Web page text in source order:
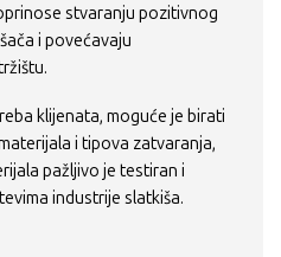
stvaranju pozitivnog
i povećavaju
klijenata, moguće je birati
i tipova zatvaranja,
pažljivo je testiran i
industrije slatkiša.